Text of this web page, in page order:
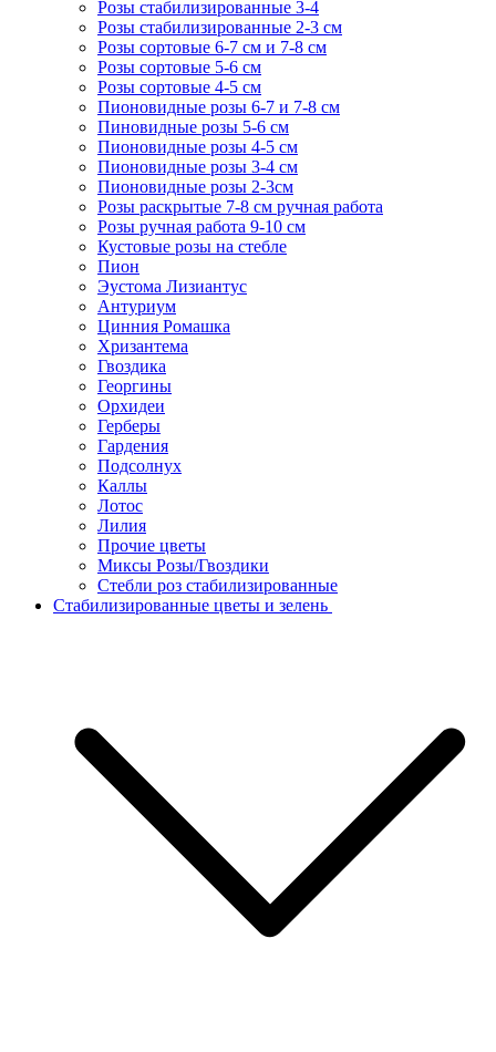
Розы стабилизированные 3-4
Розы стабилизированные 2-3 см
Розы сортовые 6-7 см и 7-8 см
Розы сортовые 5-6 см
Розы сортовые 4-5 см
Пионовидные розы 6-7 и 7-8 см
Пиновидные розы 5-6 см
Пионовидные розы 4-5 см
Пионовидные розы 3-4 см
Пионовидные розы 2-3см
Розы раскрытые 7-8 см ручная работа
Розы ручная работа 9-10 см
Кустовые розы на стебле
Пион
Эустома Лизиантус
Антуриум
Цинния Ромашка
Хризантема
Гвоздика
Георгины
Орхидеи
Герберы
Гардения
Подсолнух
Каллы
Лотос
Лилия
Прочие цветы
Миксы Розы/Гвоздики
Стебли роз стабилизированные
Стабилизированные цветы и зелень